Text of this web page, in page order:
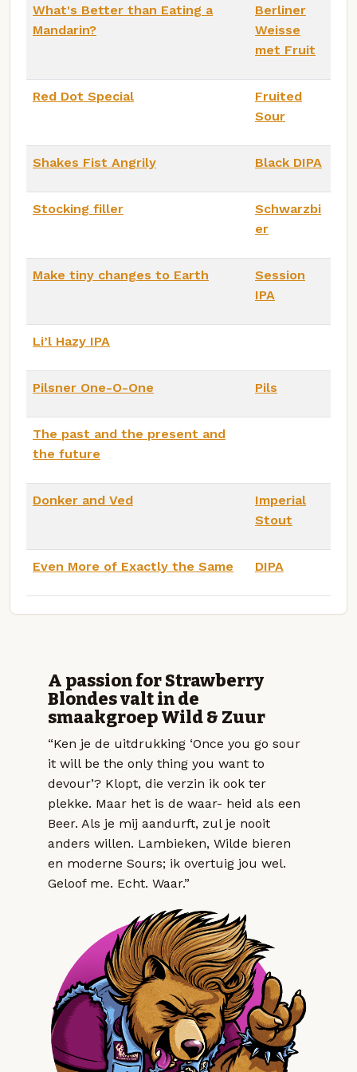
What's Better than Eating a
Mandarin?
Berliner
Weisse
met Fruit
Red Dot Special
Fruited
Sour
Shakes Fist Angrily Black DIPA
Stocking filler
Schwarzbi
er
Make tiny changes to Earth
Session
IPA
Li’l Hazy IPA
Pilsner One-O-One Pils
The past and the present and
the future
Donker and Ved
Imperial
Stout
Even More of Exactly the Same DIPA
A passion for Strawberry
Blondes valt in de
smaakgroep Wild & Zuur
“Ken je de uitdrukking ‘Once you go sour
it will be the only thing you want to
devour’? Klopt, die verzin ik ook ter
plekke. Maar het is de waar- heid als een
Beer. Als je mij aandurft, zul je nooit
anders willen. Lambieken, Wilde bieren
en moderne Sours; ik overtuig jou wel.
Geloof me. Echt. Waar.”